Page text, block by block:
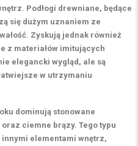
Podłogi drewniane, będące
się dużym uznaniem ze
Zyskują jednak również
z materiałów imitujących
elegancki wygląd, ale są
w utrzymaniu
dominują stonowane
ciemne brązy. Tego typu
innymi elementami wnętrz,